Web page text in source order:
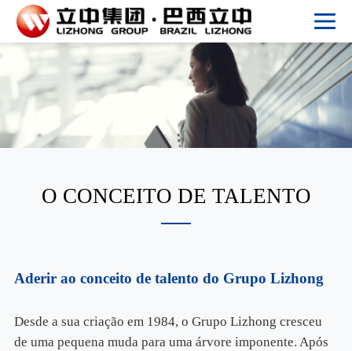
O CONCEITO DE TALENTO
Aderir ao conceito de talento do Grupo Lizhong
Desde a sua criação em 1984, o Grupo Lizhong cresceu
de uma pequena muda para uma árvore imponente. Após